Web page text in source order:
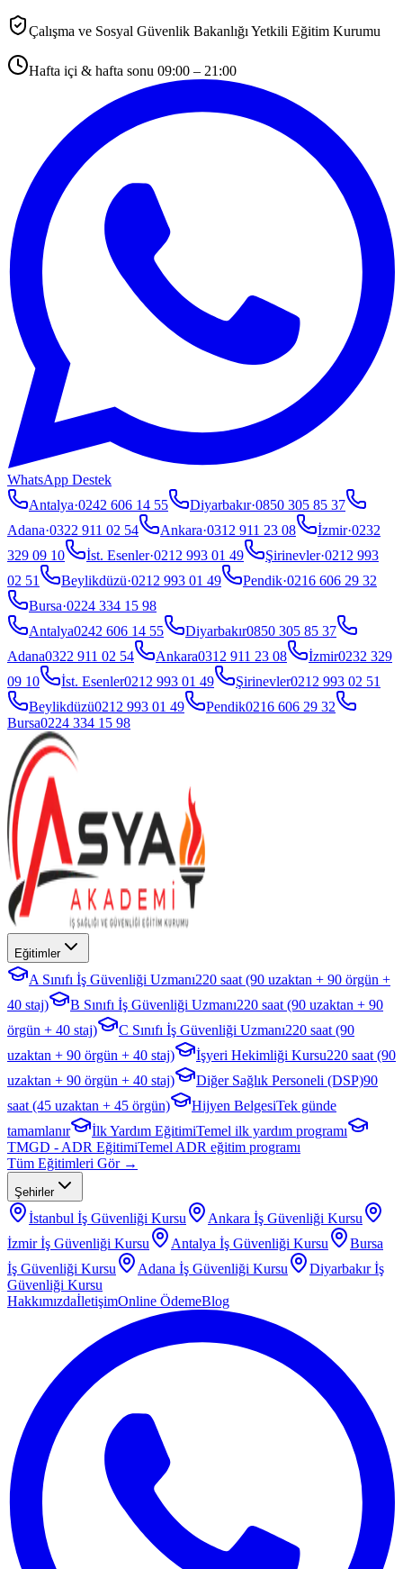
Çalışma ve Sosyal Güvenlik Bakanlığı Yetkili Eğitim Kurumu
Hafta içi & hafta sonu 09:00 – 21:00
WhatsApp Destek
Antalya·0242 606 14 55 Diyarbakır·0850 305 85 37
Adana·0322 911 02 54 Ankara·0312 911 23 08 İzmir·0232
329 09 10
İst. Esenler·0212 993 01 49 Şirinevler·0212 993
02 51
Beylikdüzü·0212 993 01 49 Pendik·0216 606 29 32
Bursa·0224 334 15 98
Antalya0242 606 14 55 Diyarbakır0850 305 85 37
Adana0322 911 02 54 Ankara0312 911 23 08 İzmir0232 329
09 10
İst. Esenler0212 993 01 49 Şirinevler0212 993 02 51
Beylikdüzü0212 993 01 49 Pendik0216 606 29 32
Bursa0224 334 15 98
Eğitimler
A Sınıfı İş Güvenliği Uzmanı220 saat (90 uzaktan + 90 örgün +
40 staj)
B Sınıfı İş Güvenliği Uzmanı220 saat (90 uzaktan + 90
örgün + 40 staj)
C Sınıfı İş Güvenliği Uzmanı220 saat (90
uzaktan + 90 örgün + 40 staj)
İşyeri Hekimliği Kursu220 saat (90
uzaktan + 90 örgün + 40 staj)
Diğer Sağlık Personeli (DSP)90
saat (45 uzaktan + 45 örgün)
Hijyen BelgesiTek günde
tamamlanır
İlk Yardım EğitimiTemel ilk yardım programı
TMGD - ADR EğitimiTemel ADR eğitim programı
Tüm Eğitimleri Gör →
Şehirler
İstanbul İş Güvenliği Kursu Ankara İş Güvenliği Kursu
İzmirİş Güvenliği Kursu Antalya İş Güvenliği Kursu
Bursa
İş Güvenliği Kursu
Adana İş Güvenliği Kursu Diyarbakırİş
Güvenliği Kursu
HakkımızdaİletişimOnline ÖdemeBlog